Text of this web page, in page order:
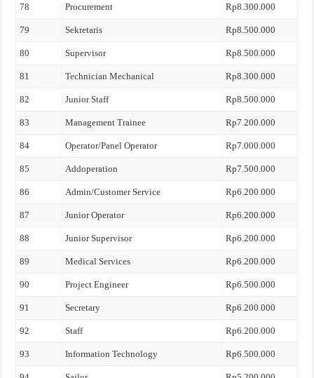
78 Procurement Rp8.300.000
79 Sekretaris Rp8.500.000
80 Supervisor Rp8.500.000
81 Technician Mechanical Rp8.300.000
82 Junior Staff Rp8.500.000
83 Management Trainee Rp7.200.000
84 Operator/Panel Operator Rp7.000.000
85 Addoperation Rp7.500.000
86 Admin/Customer Service Rp6.200.000
87 Junior Operator Rp6.200.000
88 Junior Supervisor Rp6.200.000
89 Medical Services Rp6.200.000
90 Project Engineer Rp6.500.000
91 Secretary Rp6.200.000
92 Staff Rp6.200.000
93 Information Technology Rp6.500.000